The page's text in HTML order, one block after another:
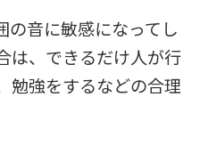
の音に敏感になってし
は、できるだけ人が行
勉強をするなどの合理